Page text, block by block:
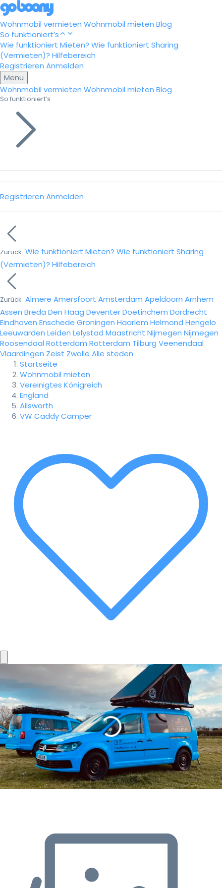
Wohnmobil vermieten Wohnmobil mieten Blog
So funktioniert’s
Wie funktioniert Mieten? Wie funktioniert Sharing
(Vermieten)? Hilfebereich
Registrieren Anmelden
Menu
Wohnmobil vermieten Wohnmobil mieten Blog
So funktioniert’s
Registrieren Anmelden
Zurück Wie funktioniert Mieten? Wie funktioniert Sharing
(Vermieten)? Hilfebereich
Zurück Almere Amersfoort Amsterdam Apeldoorn Arnhem
Assen Breda Den Haag DeventerDoetinchem Dordrecht
Eindhoven Enschede Groningen Haarlem Helmond Hengelo
Leeuwarden Leiden Lelystad Maastricht Nijmegen Nijmegen
Roosendaal Rotterdam Rotterdam Tilburg Veenendaal
Vlaardingen Zeist Zwolle Alle steden
Startseite
Wohnmobil mieten
Vereinigtes Königreich
England
Ailsworth
VW Caddy Camper